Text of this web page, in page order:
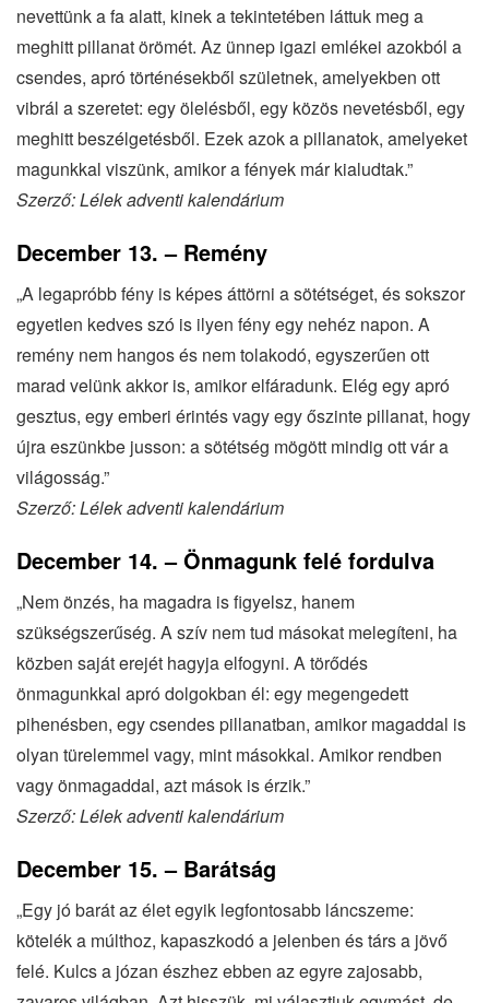
nevettünk a fa alatt, kinek a tekintetében láttuk meg a
meghitt pillanat örömét. Az ünnep igazi emlékei azokból a
csendes, apró történésekből születnek, amelyekben ott
vibrál a szeretet: egy ölelésből, egy közös nevetésből, egy
meghitt beszélgetésből. Ezek azok a pillanatok, amelyeket
magunkkal viszünk, amikor a fények már kialudtak.”
Szerző: Lélek adventi kalendárium
December 13. – Remény
„A legapróbb fény is képes áttörni a sötétséget, és sokszor
egyetlen kedves szó is ilyen fény egy nehéz napon. A
remény nem hangos és nem tolakodó, egyszerűen ott
marad velünk akkor is, amikor elfáradunk. Elég egy apró
gesztus, egy emberi érintés vagy egy őszinte pillanat, hogy
újra eszünkbe jusson: a sötétség mögött mindig ott vár a
világosság.”
Szerző: Lélek adventi kalendárium
December 14. – Önmagunk felé fordulva
„Nem önzés, ha magadra is figyelsz, hanem
szükségszerűség. A szív nem tud másokat melegíteni, ha
közben saját erejét hagyja elfogyni. A törődés
önmagunkkal apró dolgokban él: egy megengedett
pihenésben, egy csendes pillanatban, amikor magaddal is
olyan türelemmel vagy, mint másokkal. Amikor rendben
vagy önmagaddal, azt mások is érzik.”
Szerző: Lélek adventi kalendárium
December 15. – Barátság
„Egy jó barát az élet egyik legfontosabb láncszeme:
kötelék a múlthoz, kapaszkodó a jelenben és társ a jövő
felé. Kulcs a józan észhez ebben az egyre zajosabb,